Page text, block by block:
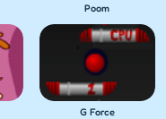
Poom
G Force